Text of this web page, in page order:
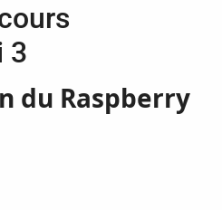
3
du Raspberry